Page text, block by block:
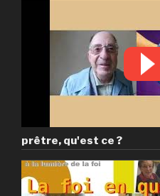
prêtre, qu'est ce ?